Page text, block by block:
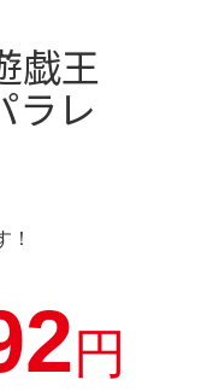
戯王
ラレ
！
円